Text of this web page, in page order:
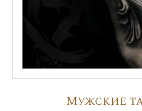
Мужские